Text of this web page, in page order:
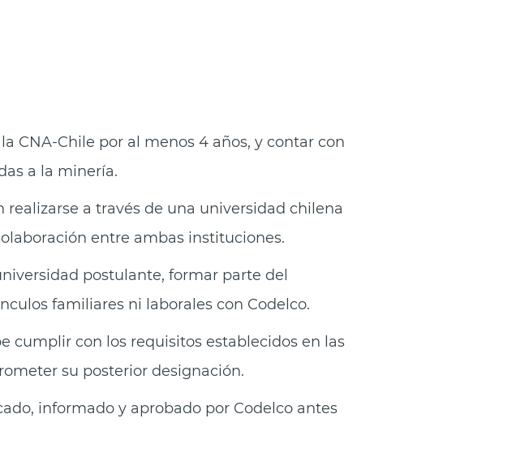
CNA-Chile por al menos 4 años, y contar con
a la minería.
a través de una universidad chilena
entre ambas instituciones.
postulante, formar parte del
familiares ni laborales con Codelco.
cumplir con los requisitos establecidos en las
su posterior designación.
informado y aprobado por Codelco antes